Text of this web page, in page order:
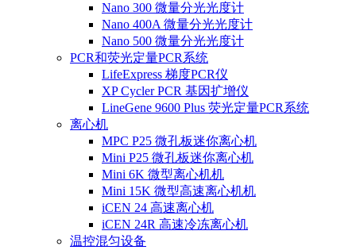
Nano 300 微量分光光度计
Nano 400A 微量分光光度计
Nano 500 微量分光光度计
PCR和荧光定量PCR系统
LifeExpress 梯度PCR仪
XP Cycler PCR 基因扩增仪
LineGene 9600 Plus 荧光定量PCR系统
离心机
MPC P25 微孔板迷你离心机
Mini P25 微孔板迷你离心机
Mini 6K 微型离心机机
Mini 15K 微型高速离心机机
iCEN 24 高速离心机
iCEN 24R 高速冷冻离心机
温控混匀设备